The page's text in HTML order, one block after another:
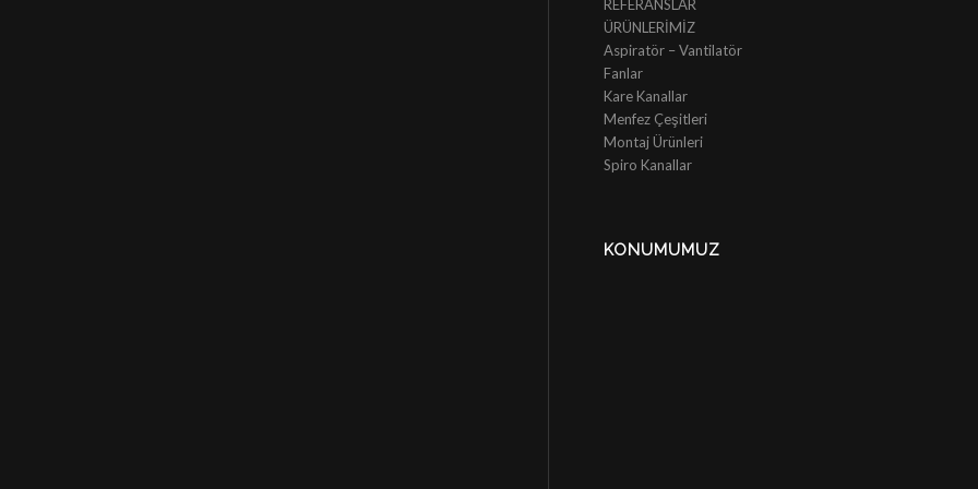
REFERANSLAR
ÜRÜNLERİMİZ
Aspiratör – Vantilatör
Fanlar
Kare Kanallar
Menfez Çeşitleri
Montaj Ürünleri
Spiro Kanallar
KONUMUMUZ